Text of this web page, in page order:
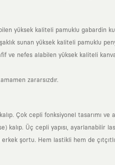
yüksek kaliteli pamuklu gabardin
sunan yüksek kaliteli pamuklu
ve nefes alabilen yüksek kaliteli
zararsızdır.
Çok cepli fonksiyonel tasarımı
kalıp. Üç cepli yapısı,
şortu. Hem lastikli hem de